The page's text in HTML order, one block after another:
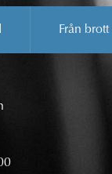
Från